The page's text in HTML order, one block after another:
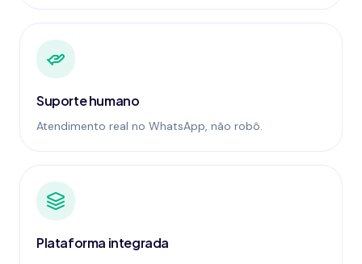
Suporte humano
Atendimento real no WhatsApp, não robô.
Plataforma integrada